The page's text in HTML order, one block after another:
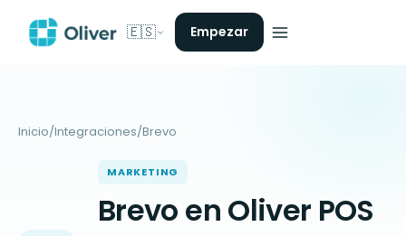
🇪🇸 Empezar
Inicio/Integraciones/Brevo
MARKETING
Brevo en Oliver POS